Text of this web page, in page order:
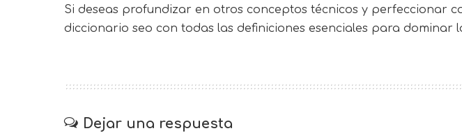
Si deseas profundizar en otros conceptos técnicos y perfeccionar
diccionario seo con todas las definiciones esenciales para dominar
Dejar una respuesta